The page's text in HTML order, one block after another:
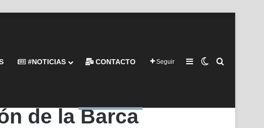
#NOTICIAS CONTACTO Seguir Barra lateral
Switch skin
de la Barca